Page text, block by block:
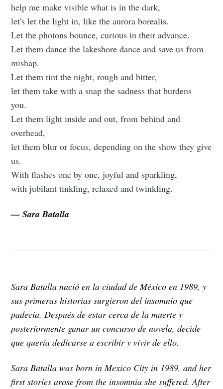
help me make visible what is in the dark,
let's let the light in, like the aurora borealis.
Let the photons bounce, curious in their advance.
Let them dance the lakeshore dance and save us from
mishap.
Let them tint the night, rough and bitter,
let them take with a snap the sadness that burdens
you.
Let them light inside and out, from behind and
overhead,
let them blur or focus, depending on the show they give
us.
With flashes one by one, joyful and sparkling,
with jubilant tinkling, relaxed and twinkling.
— Sara Batalla
Sara Batalla nació en la ciudad de México en 1989, y
sus primeras historias surgieron del insomnio que
padecía. Después de estar cerca de la muerte y
posteriormente ganar un concurso de novela, decide
que quería dedicarse a escribir y vivir de ello.
Sara Batalla was born in Mexico City in 1989, and her
first stories arose from the insomnia she suffered. After